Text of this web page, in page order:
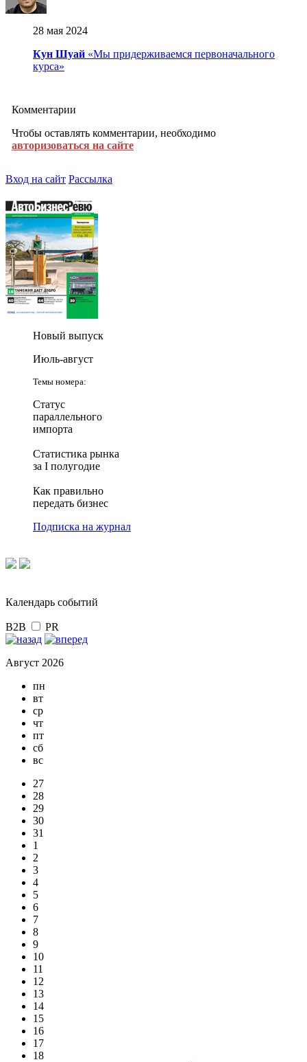
28 мая 2024
Кун Шуай «Мы придерживаемся первоначального
курса»
Комментарии
Чтобы оставлять комментарии, необходимо
авторизоваться на сайте
Вход на сайт Рассылка
Новый выпуск
Июль-август
Темы номера:
Статус
параллельного
импорта
Статистика рынка
за I полугодие
Как правильно
передать бизнес
Подписка на журнал
Календарь событий
B2B PR
Август 2026
пн
вт
ср
чт
пт
сб
вс
27
28
29
30
31
1
2
3
4
5
6
7
8
9
10
11
12
13
14
15
16
17
18